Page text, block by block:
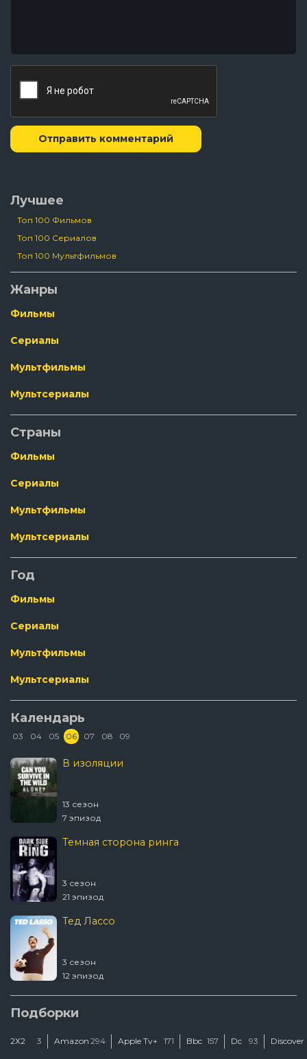
Отправить комментарий
Лучшее
Топ 100 Фильмов
Топ 100 Сериалов
Топ 100 Мультфильмов
Жанры
Фильмы
Сериалы
Мультфильмы
Мультсериалы
Страны
Фильмы
Сериалы
Мультфильмы
Мультсериалы
Год
Фильмы
Сериалы
Мультфильмы
Мультсериалы
Календарь
03 04 05 06 07 08 09
В изоляции
13 сезон
7 эпизод
Темная сторона ринга
3 сезон
21 эпизод
Тед Лассо
3 сезон
12 эпизод
Ковчег
2 сезон
Подборки
2Х2 3 Amazon 294 Apple Tv+ 171 Bbc 157 Dc 93